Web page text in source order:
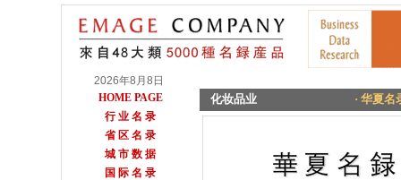
2026年8月8日
HOME PAGE
行 业 名 录
省 区 名 录
城 市 数 据
国 际 名 录
化妆品业 · 华夏